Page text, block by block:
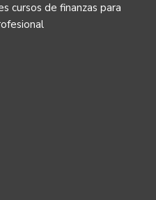
cursos de finanzas para